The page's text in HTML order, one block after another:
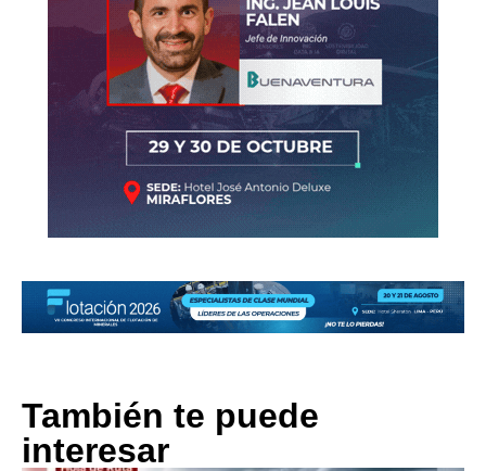
También te puede
interesar